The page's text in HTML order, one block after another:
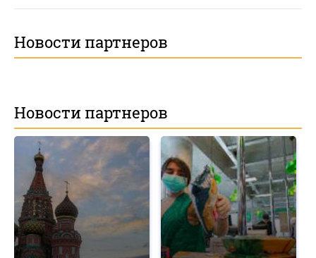
Новости партнеров
Новости партнеров